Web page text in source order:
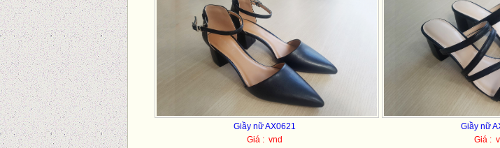
Giầy nữ AX0621
Giá : vnd
Giầy nữ
Giá :